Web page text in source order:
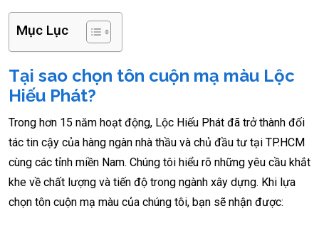
Mục Lục
Tại sao chọn tôn cuộn mạ màu Lộc
Hiếu Phát?
Trong hơn 15 năm hoạt động, Lộc Hiếu Phát đã trở thành đối
tác tin cậy của hàng ngàn nhà thầu và chủ đầu tư tại TP.HCM
cùng các tỉnh miền Nam. Chúng tôi hiểu rõ những yêu cầu khắt
khe về chất lượng và tiến độ trong ngành xây dựng. Khi lựa
chọn tôn cuộn mạ màu của chúng tôi, bạn sẽ nhận được: